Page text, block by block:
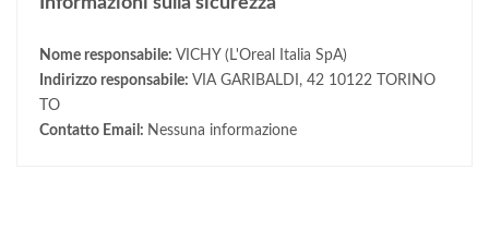
Nome responsabile: VICHY (L'Oreal Italia SpA)
Indirizzo responsabile: VIA GARIBALDI, 42 10122 TORINO
TO
Contatto Email: Nessuna informazione